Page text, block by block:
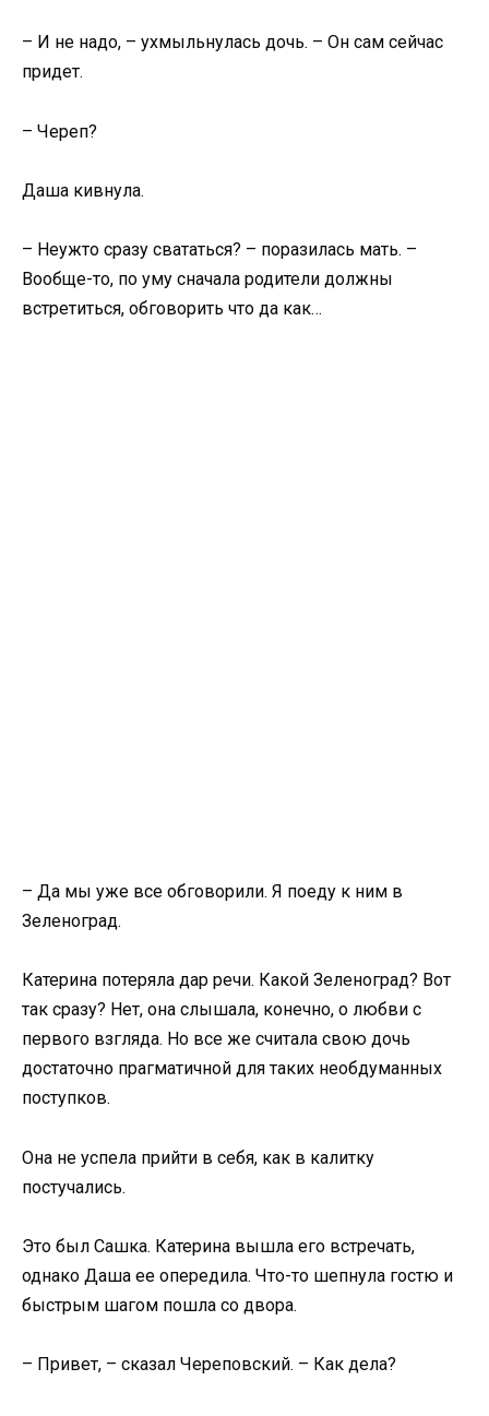
– И не надо, – ухмыльнулась дочь. – Он сам сейчас
придет.
– Череп?
Даша кивнула.
– Неужто сразу свататься? – поразилась мать. –
Вообще-то, по уму сначала родители должны
встретиться, обговорить что да как…
– Да мы уже все обговорили. Я поеду к ним в
Зеленоград.
Катерина потеряла дар речи. Какой Зеленоград? Вот
так сразу? Нет, она слышала, конечно, о любви с
первого взгляда. Но все же считала свою дочь
достаточно прагматичной для таких необдуманных
поступков.
Она не успела прийти в себя, как в калитку
постучались.
Это был Сашка. Катерина вышла его встречать,
однако Даша ее опередила. Что-то шепнула гостю и
быстрым шагом пошла со двора.
– Привет, – сказал Череповский. – Как дела?